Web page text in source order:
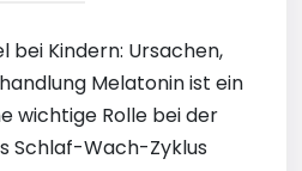
bei Kindern: Ursachen,
Melatonin ist ein
wichtige Rolle bei der
Schlaf-Wach-Zyklus